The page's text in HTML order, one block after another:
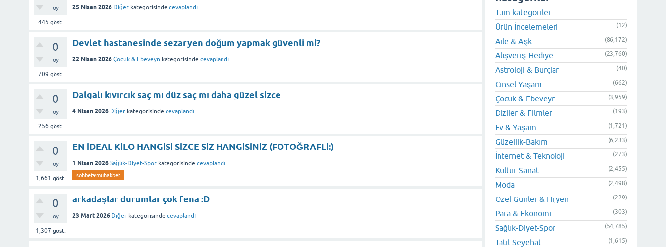
oy
445 göst.
25 Nisan 2026 Diğer kategorisinde cevaplandı
0
oy
709 göst.
Devlet hastanesinde sezaryen doğum yapmak güvenli mi?
22 Nisan 2026 Çocuk & Ebeveyn kategorisinde cevaplandı
0
oy
256 göst.
Dalgalı kıvırcık saç mı düz saç mı daha güzel sizce
4 Nisan 2026 Diğer kategorisinde cevaplandı
0
oy
1,661 göst.
EN İDEAL KİLO HANGİSİ SİZCE SİZ HANGİSİNİZ (FOTOĞRAFLİ:)
1 Nisan 2026 Sağlık-Diyet-Spor kategorisinde cevaplandı
sohbet♥️muhabbet
0
oy
1,307 göst.
arkadaşlar durumlar çok fena :D
23 Mart 2026 Diğer kategorisinde cevaplandı
Tüm kategoriler
Ürün İncelemeleri
(12)
Aile & Aşk (86,172)
Alışveriş-Hediye (23,760)
Astroloji & Burçlar (40)
Cinsel Yaşam (662)
Çocuk & Ebeveyn (3,959)
Diziler & Filmler (193)
Ev & Yaşam (1,721)
Güzellik-Bakım (6,233)
İnternet & Teknoloji (273)
Kültür-Sanat (2,455)
Moda (2,498)
Özel Günler & Hijyen (229)
Para & Ekonomi (303)
Sağlık-Diyet-Spor (54,785)
Tatil-Seyehat (1,615)